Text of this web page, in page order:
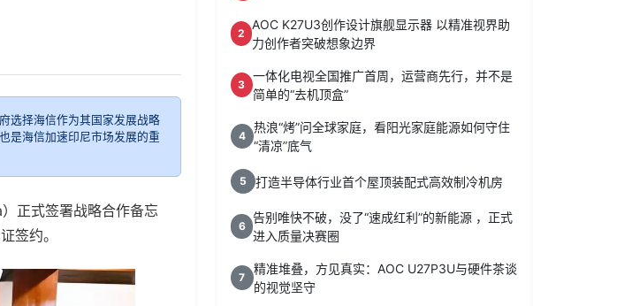
选择海信作为其国家发展战略
是海信加速印尼市场发展的重
正式签署战略合作备忘
签约。
2
AOC K27U3创作设计旗舰显示器 以精准视界助
力创作者突破想象边界
3
一体化电视全国推广首周，运营商先行，并不是
简单的“去机顶盒”
4
热浪“烤”问全球家庭，看阳光家庭能源如何守住
“清凉”底气
5 打造半导体行业首个屋顶装配式高效制冷机房
6
告别唯快不破，没了“速成红利”的新能源 ，正式
进入质量决赛圈
7
精准堆叠，方见真实：AOC U27P3U与硬件茶谈
的视觉坚守